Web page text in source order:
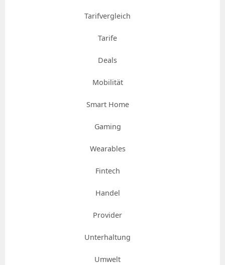
Tarifvergleich
Tarife
Deals
Mobilität
Smart Home
Gaming
Wearables
Fintech
Handel
Provider
Unterhaltung
Umwelt